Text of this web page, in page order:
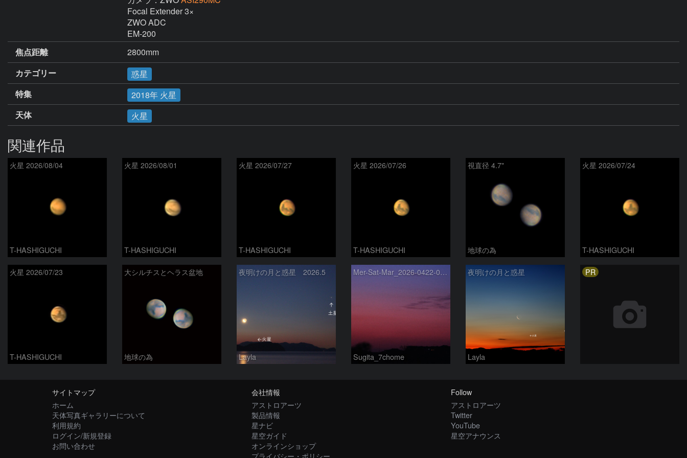
Focal Extender 3×
ZWO ADC
EM-200
焦点距離
2800mm
カテゴリー
惑星
特集
2018年 火星
天体
火星
関連作品
火星 2026/08/04
T-HASHIGUCHI
火星 2026/08/01
T-HASHIGUCHI
火星 2026/07/27
T-HASHIGUCHI
火星 2026/07/26
T-HASHIGUCHI
視直径 4.7"
地球の為
火星 2026/07/24
T-HASHIGUCHI
火星 2026/07/23
T-HASHIGUCHI
大シルチスとヘラス盆地
地球の為
夜明けの月と惑星 2026.5
Layla
Mer-Sat-Mar_2026-0422-0430
Sugita_7chome
夜明けの月と惑星
Layla
PR
サイトマップ
ホーム
天体写真ギャラリーについて
利用規約
ログイン/新規登録
お問い合わせ
会社情報
アストロアーツ
製品情報
星ナビ
星空ガイド
オンラインショップ
プライバシー・ポリシー
Follow
アストロアーツ
Twitter
YouTube
星空アナウンス